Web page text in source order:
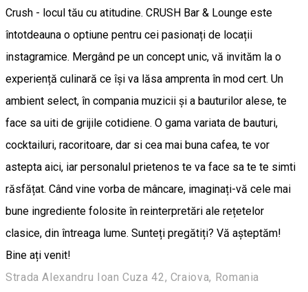
Crush - locul tău cu atitudine. CRUSH Bar & Lounge este
întotdeauna o optiune pentru cei pasionați de locații
instagramice. Mergând pe un concept unic, vă invităm la o
experiență culinară ce își va lăsa amprenta în mod cert. Un
ambient select, în compania muzicii și a bauturilor alese, te
face sa uiti de grijile cotidiene. O gama variata de bauturi,
cocktailuri, racoritoare, dar si cea mai buna cafea, te vor
astepta aici, iar personalul prietenos te va face sa te te simti
răsfățat. Când vine vorba de mâncare, imaginați-vă cele mai
bune ingrediente folosite în reinterpretări ale rețetelor
clasice, din întreaga lume. Sunteți pregătiți? Vă așteptăm!
Bine ați venit!
Strada Alexandru Ioan Cuza 42, Craiova, Romania